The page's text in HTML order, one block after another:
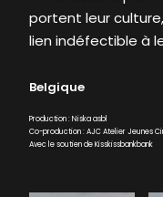
portent leur
lien indéfectible à
Belgique
Production : Niska asbl
Co-production : AJC Atelier Jeunes
Avec le soutien de Kisskissbankbank